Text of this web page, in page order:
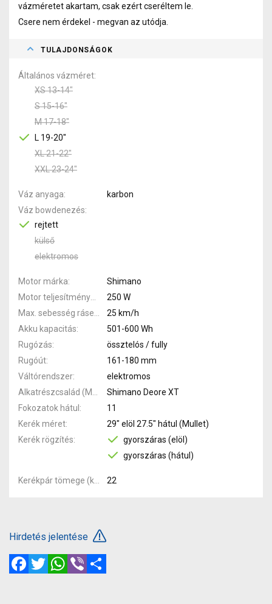
vázméretet akartam, csak ezért cseréltem le.
Csere nem érdekel - megvan az utódja.
TULAJDONSÁGOK
Általános vázméret
XS 13-14"
S 15-16"
M 17-18"
L 19-20"
XL 21-22"
XXL 23-24"
Váz anyaga
karbon
Váz bowdenezés
rejtett
külső
elektromos
Motor márka
Shimano
250 W
25 km/h
Akku kapacitás
501-600 Wh
Rugózás
össztelós / fully
Rugóút
161-180 mm
Váltórendszer
elektromos
Shimano Deore XT
Fokozatok hátul
11
Kerék méret
29" elöl 27.5" hátul (Mullet)
Kerék rögzítés
gyorszáras (elöl)
gyorszáras (hátul)
22
Hirdetés jelentése
FacebookTwitterWhatsApp
Viber